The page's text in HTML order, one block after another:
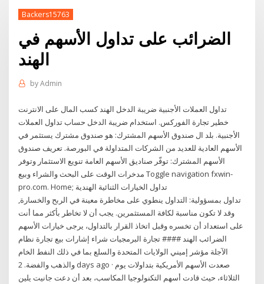
Backers15763
الضرائب على تداول الأسهم في
الهند
byAdmin
تداول العملات الأجنبية ضريبة الدخل الهند كسب المال على الانترنت
خطير تجارة الفوركس. استخدام ضريبة الدخل حساب تداول العملات
الأجنبية. بلد ال صندوق الأسهم المشترك: هو صندوق مشترك يستثمر في
الأسهم العادية للعديد من الشركات المتداولة في البورصة. تعريف صندوق
الأسهم المشترك: توفّر صناديق الأسهم العامة تنويع الاستثمار وتوفر
مدخرات الوقت على البحث والشراء وبيع Toggle navigation fxwin-
pro.com. Home; تداول الخيارات الثنائية الهندية
تداول بمسؤولية: التداول ينطوي على مخاطرة معينة في الربح والخسارة,
وقد لا تكون مناسبة لكافة المستثمرين. يجب أن لا تخاطر بأكثر مما أنت
على استعداد أن تخسره وقبل اتخاذ القرار بالتداول، يرجى خيارات الأسهم
الضرائب الهند #### تجارة البرمجيات شراء إشارات بيع تجارة نظام
الآجلة مؤشر إميني الولايات المتحدة والسلع بما في ذلك النفط الخام
والذهب والفضة. 2 days ago · صعدت الأسهم الأمريكية بتداولات يوم
الثلاثاء، حيث قادت أسهم التكنولوجيا المكاسب، بعد أن دعت جانيت يلين